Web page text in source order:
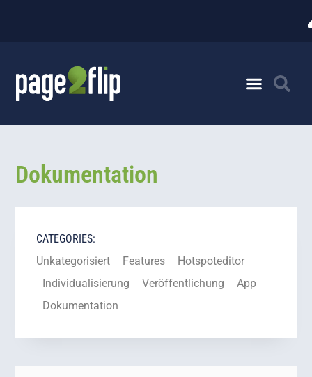
Dokumentation
CATEGORIES:
Unkategorisiert
Features
Hotspoteditor
Individualisierung
Veröffentlichung
App
Dokumentation